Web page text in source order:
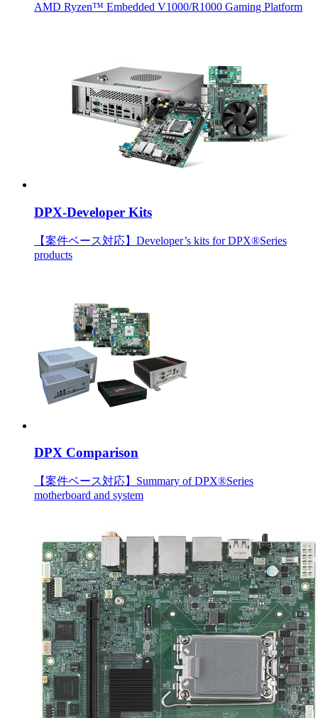
AMD Ryzen™ Embedded V1000/R1000 Gaming Platform
DPX-Developer Kits
【案件ベース対応】Developer’s kits for DPX®Series
products
DPX Comparison
【案件ベース対応】Summary of DPX®Series
motherboard and system